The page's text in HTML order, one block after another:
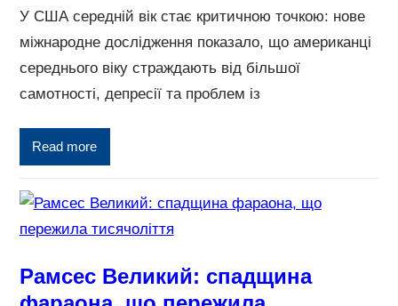
У США середній вік стає критичною точкою: нове
міжнародне дослідження показало, що американці
середнього віку страждають від більшої
самотності, депресії та проблем із
Read more
Рамсес Великий: спадщина